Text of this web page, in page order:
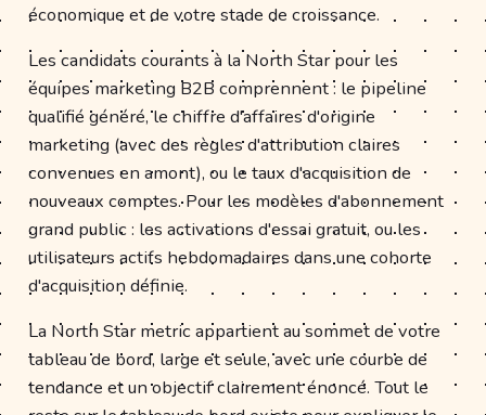
économique et de votre stade de croissance.
Les candidats courants à la North Star pour les
équipes marketing B2B comprennent : le pipeline
qualifié généré, le chiffre d'affaires d'origine
marketing (avec des règles d'attribution claires
convenues en amont), ou le taux d'acquisition de
nouveaux comptes. Pour les modèles d'abonnement
grand public : les activations d'essai gratuit, ou les
utilisateurs actifs hebdomadaires dans une cohorte
d'acquisition définie.
La North Star metric appartient au sommet de votre
tableau de bord, large et seule, avec une courbe de
tendance et un objectif clairement énoncé. Tout le